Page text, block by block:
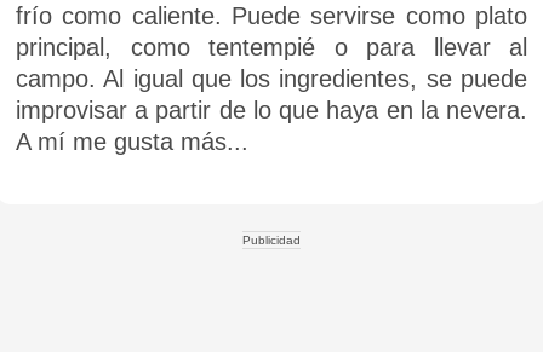
frío como caliente. Puede servirse como plato
principal, como tentempié o para llevar al
campo. Al igual que los ingredientes, se puede
improvisar a partir de lo que haya en la nevera.
A mí me gusta más...
Publicidad